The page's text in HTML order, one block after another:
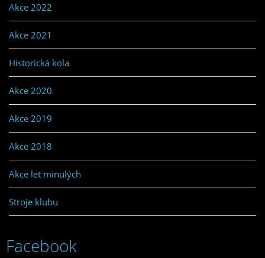
Akce 2022
Akce 2021
Historická kola
Akce 2020
Akce 2019
Akce 2018
Akce let minulých
Stroje klubu
Facebook